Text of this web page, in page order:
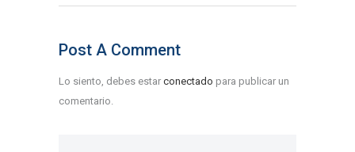
Post A Comment
Lo siento, debes estar conectado para publicar un
comentario.